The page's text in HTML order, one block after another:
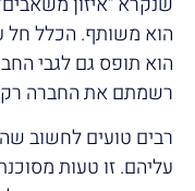
הוא משותף. הכלל חל
הוא תופס גם לגבי
רשמתם את החברה
רבים טועים לחשוב
עליהם. זו טעות